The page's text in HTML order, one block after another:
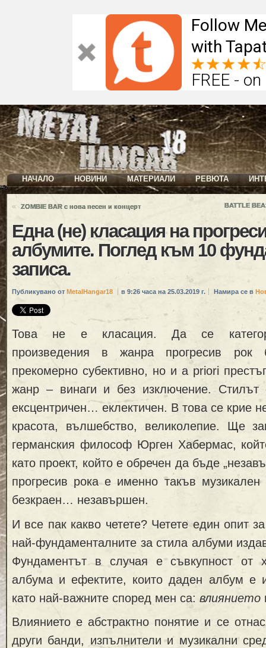
Follow
with
FREE -
НАЧАЛО НОВИНИ МАТЕРИАЛИ РЕВЮТА
« ZOMBIE BAR с нова песен и концерт BATTLE
Една (не) класация на
албумите. Поглед към 10
записа.
Публикувано от MetalHangar18 в 9:26 часа на 25.03.2019 г. Намира се в
Това не е класация. Да се
произведения в жанра прогресив
прекомерно субективно, но и a priori
жанр – винаги и без изключение. Стилът
ексцентричен… еклектичен. В това се крие
красота, вълшебство, великолепие. Ще
германския философ Юрген Хабермас,
като проект, който е обречен да бъде
прогресив рока е именно такъв музикален
безкраен… незавършен.
И все пак какво четете? Четете един опит
най-фундаменталните за стила албуми
Фундаментът в случая е съвкупност от
албума и ефектите, които даден албум е
като най-важните според мен са: влиянието
Влиянието е абстрактно понятие и се
други банди, изпълнители и музикални